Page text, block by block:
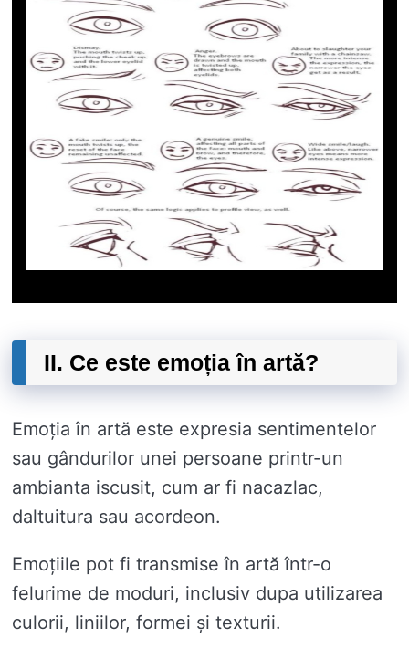
II. Ce este emoția în artă?
Emoția în artă este expresia sentimentelor
sau gândurilor unei persoane printr-un
ambianta iscusit, cum ar fi nacazlac,
daltuitura sau acordeon.
Emoțiile pot fi transmise în artă într-o
felurime de moduri, inclusiv dupa utilizarea
culorii, liniilor, formei și texturii.